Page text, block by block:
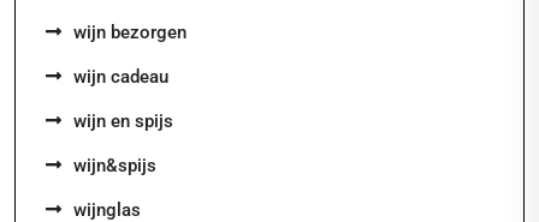
wijn bezorgen
wijn cadeau
wijn en spijs
wijn&spijs
wijnglas